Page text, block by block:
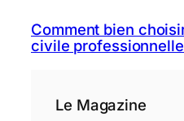
Comment bien
civile
Le Magazine